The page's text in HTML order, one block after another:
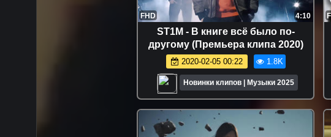
FHD 4:10
ST1M - В книге всё было по-
другому (Премьера клипа 2020)
2020-02-05 00:22 1.8K
Новинки клипов | Музыки 2025